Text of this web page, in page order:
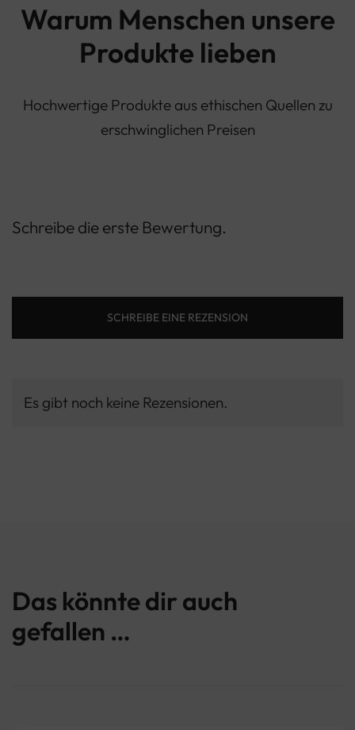
Warum Menschen unsere
Produkte lieben
Hochwertige Produkte aus ethischen Quellen zu
erschwinglichen Preisen
Schreibe die erste Bewertung.
SCHREIBE EINE REZENSION
Es gibt noch keine Rezensionen.
Das könnte dir auch
gefallen …